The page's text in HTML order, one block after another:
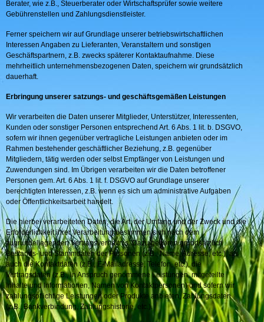
Berater, wie z.B., Steuerberater oder Wirtschaftsprüfer sowie weitere
Gebührenstellen und Zahlungsdienstleister.
Ferner speichern wir auf Grundlage unserer betriebswirtschaftlichen
Interessen Angaben zu Lieferanten, Veranstaltern und sonstigen
Geschäftspartnern, z.B. zwecks späterer Kontaktaufnahme. Diese
mehrheitlich unternehmensbezogenen Daten, speichern wir grundsätzlich
dauerhaft.
Erbringung unserer satzungs- und geschäftsgemäßen Leistungen
Wir verarbeiten die Daten unserer Mitglieder, Unterstützer, Interessenten,
Kunden oder sonstiger Personen entsprechend Art. 6 Abs. 1 lit. b. DSGVO,
sofern wir ihnen gegenüber vertragliche Leistungen anbieten oder im
Rahmen bestehender geschäftlicher Beziehung, z.B. gegenüber
Mitgliedern, tätig werden oder selbst Empfänger von Leistungen und
Zuwendungen sind. Im Übrigen verarbeiten wir die Daten betroffener
Personen gem. Art. 6 Abs. 1 lit. f. DSGVO auf Grundlage unserer
berechtigten Interessen, z.B. wenn es sich um administrative Aufgaben
oder Öffentlichkeitsarbeit handelt.
Die hierbei verarbeiteten Daten, die Art, der Umfang und der Zweck und die
Erforderlichkeit ihrer Verarbeitung bestimmen sich nach dem
zugrundeliegenden Vertragsverhältnis. Dazu gehören grundsätzlich
Bestands- und Stammdaten der Personen (z.B., Name, Adresse, etc.), als
auch die Kontaktdaten (z.B., E-Mailadresse, Telefon, etc.), die
Vertragsdaten (z.B., in Anspruch genommene Leistungen, mitgeteilte
Inhalte und Informationen, Namen von Kontaktpersonen) und sofern wir
zahlungspflichtige Leistungen oder Produkte anbieten, Zahlungsdaten
(z.B., Bankverbindung, Zahlungshistorie, etc.).